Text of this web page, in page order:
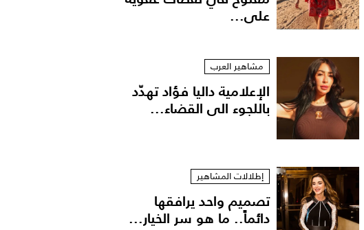
على...
مشاهير العرب
الإعلامية داليا فؤاد تهدّد
باللجوء الى القضاء...
إطلالات المشاهير
تصميم واحد يرافقها
دائماً.. ما هو سر الخيار...